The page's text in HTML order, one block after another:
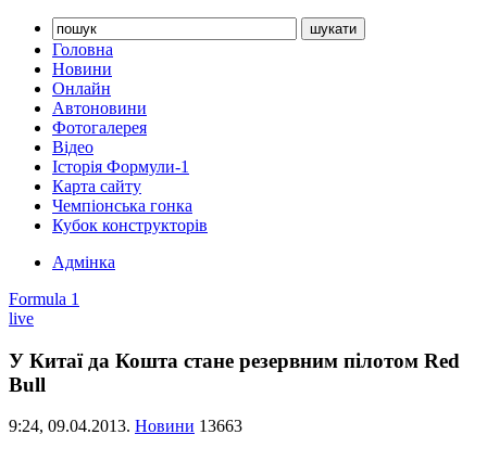
Головна
Новини
Онлайн
Автоновини
Фотогалерея
Відео
Історія Формули-1
Карта сайту
Чемпіонська гонка
Кубок конструкторів
Адмінка
Formula 1
live
У Китаї да Кошта стане резервним пілотом Red
Bull
9:24, 09.04.2013. Новини 13663